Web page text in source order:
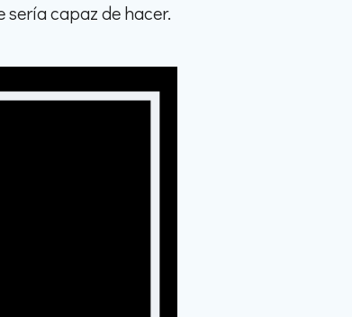
capaz de hacer.